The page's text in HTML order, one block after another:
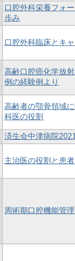
口腔外科栄養フォ
歩み
口腔外科臨床とキ
高齢口腔癌化学放
例の経験例より
高齢者の顎骨領域
科医の役割
済生会中津病院
主治医の役割と患
周術期口腔機能管